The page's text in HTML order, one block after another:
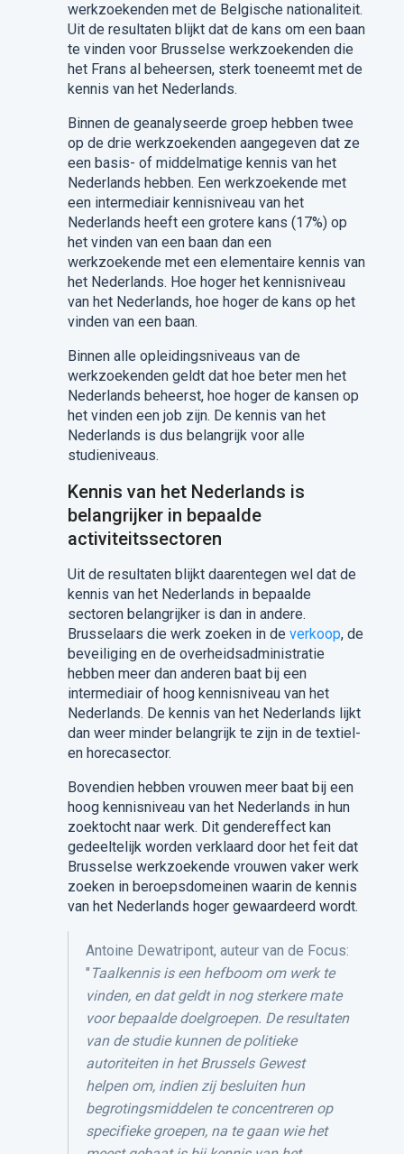
werkzoekenden met de Belgische nationaliteit.
Uit de resultaten blijkt dat de kans om een baan
te vinden voor Brusselse werkzoekenden die
het Frans al beheersen, sterk toeneemt met de
kennis van het Nederlands.
Binnen de geanalyseerde groep hebben twee
op de drie werkzoekenden aangegeven dat ze
een basis- of middelmatige kennis van het
Nederlands hebben. Een werkzoekende met
een intermediair kennisniveau van het
Nederlands heeft een grotere kans (17%) op
het vinden van een baan dan een
werkzoekende met een elementaire kennis van
het Nederlands. Hoe hoger het kennisniveau
van het Nederlands, hoe hoger de kans op het
vinden van een baan.
Binnen alle opleidingsniveaus van de
werkzoekenden geldt dat hoe beter men het
Nederlands beheerst, hoe hoger de kansen op
het vinden een job zijn. De kennis van het
Nederlands is dus belangrijk voor alle
studieniveaus.
Kennis van het Nederlands is
belangrijker in bepaalde
activiteitssectoren
Uit de resultaten blijkt daarentegen wel dat de
kennis van het Nederlands in bepaalde
sectoren belangrijker is dan in andere.
Brusselaars die werk zoeken in de verkoop, de
beveiliging en de overheidsadministratie
hebben meer dan anderen baat bij een
intermediair of hoog kennisniveau van het
Nederlands. De kennis van het Nederlands lijkt
dan weer minder belangrijk te zijn in de textiel-
en horecasector.
Bovendien hebben vrouwen meer baat bij een
hoog kennisniveau van het Nederlands in hun
zoektocht naar werk. Dit gendereffect kan
gedeeltelijk worden verklaard door het feit dat
Brusselse werkzoekende vrouwen vaker werk
zoeken in beroepsdomeinen waarin de kennis
van het Nederlands hoger gewaardeerd wordt.
Antoine Dewatripont, auteur van de Focus:
" Taalkennis is een hefboom om werk te
vinden, en dat geldt in nog sterkere mate
voor bepaalde doelgroepen. De resultaten
van de studie kunnen de politieke
autoriteiten in het Brussels Gewest
helpen om, indien zij besluiten hun
begrotingsmiddelen te concentreren op
specifieke groepen, na te gaan wie het